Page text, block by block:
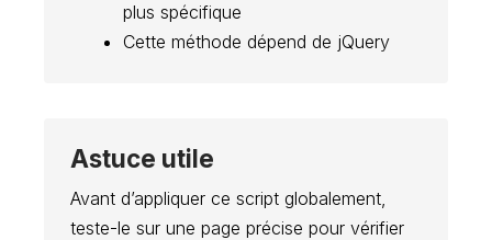
plus spécifique
Cette méthode dépend de jQuery
Astuce utile
Avant d’appliquer ce script globalement,
teste-le sur une page précise pour vérifier